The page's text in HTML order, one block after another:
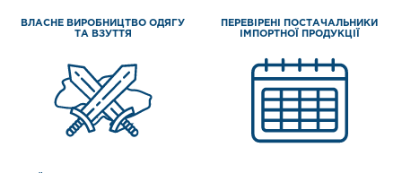
ВЛАСНЕ ВИРОБНИЦТВО ОДЯГУ
ТА ВЗУТТЯ
ПЕРЕВІРЕНІ ПОСТАЧАЛЬНИКИ
ІМПОРТНОЇ ПРОДУКЦІЇ